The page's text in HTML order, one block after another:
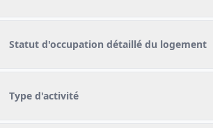
Statut d'occupation détaillé du logement
Type d'activité